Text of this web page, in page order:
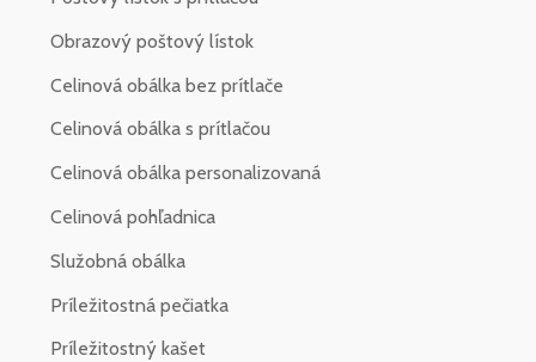
Obrazový poštový lístok
Celinová obálka bez prítlače
Celinová obálka s prítlačou
Celinová obálka personalizovaná
Celinová pohľadnica
Služobná obálka
Príležitostná pečiatka
Príležitostný kašet